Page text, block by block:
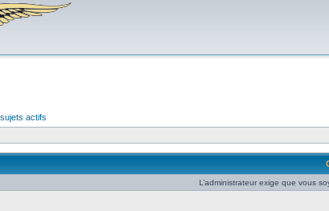
actifs
L’administrateur exige que vous